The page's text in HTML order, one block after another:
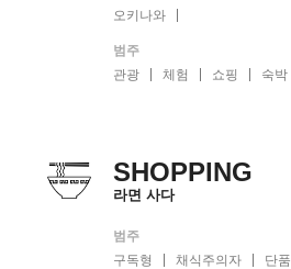
오키나와
범주
관광
체험 쇼핑 숙박
SHOPPING
라면 사다
범주
구독형
채식주의자 단품